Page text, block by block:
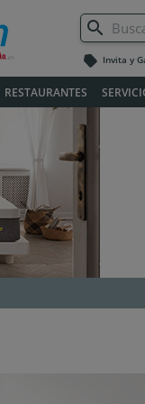
label Invita y
RESTAURANTES